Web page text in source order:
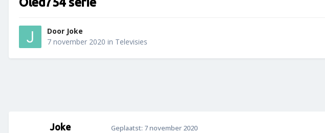
Door Joke
7 november 2020 in Televisies
Joke Geplaatst: 7 november 2020